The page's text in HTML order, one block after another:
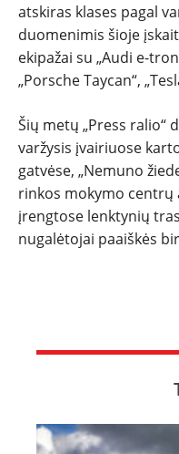
atskiras klases pagal
duomenimis šioje
ekipažai su „Audi e-
„Porsche Taycan“,
Šių metų „Press ralio“
varžysis įvairiuose
gatvėse, „Nemuno
rinkos mokymo
įrengtose lenktynių
nugalėtojai paaiškės